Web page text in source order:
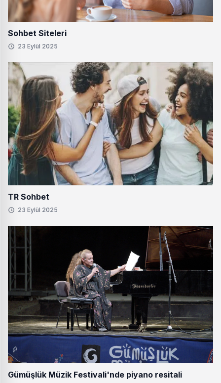
Sohbet Siteleri
23 Eylül 2025
TR Sohbet
23 Eylül 2025
Gümüşlük Müzik Festivali'nde piyano resitali